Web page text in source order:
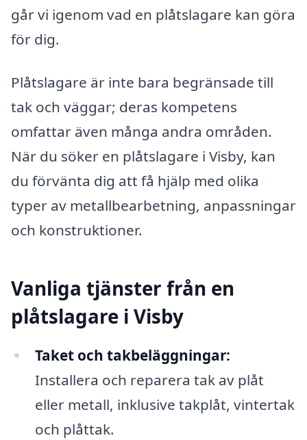
går vi igenom vad en plåtslagare kan göra
för dig.
Plåtslagare är inte bara begränsade till
tak och väggar; deras kompetens
omfattar även många andra områden.
När du söker en plåtslagare i Visby, kan
du förvänta dig att få hjälp med olika
typer av metallbearbetning, anpassningar
och konstruktioner.
Vanliga tjänster från en
plåtslagare i Visby
Taket och takbeläggningar:
Installera och reparera tak av plåt
eller metall, inklusive takplåt, vintertak
och plåttak.